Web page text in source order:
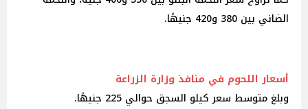
الضاني بين 380 و420 جنيهًا.
أسعار اللحوم في منافذ وزارة الزراعة
وبلغ متوسط سعر كيلو السجق حوالي 225 جنيهًا.